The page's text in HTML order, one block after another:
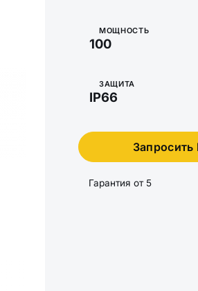
МОЩНОСТЬ
100
ЗАЩИТА
IP66
Запросить
Гарантия от 5